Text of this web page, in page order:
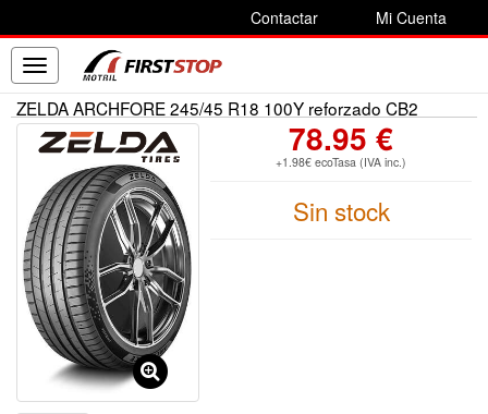
Contactar Mi Cuenta
Toggle
navigation
ZELDA ARCHFORE 245/45 R18 100Y reforzado CB2
78.95 €
+1.98€ ecoTasa (IVA inc.)
Sin stock